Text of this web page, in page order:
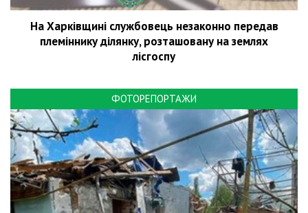
На Харківщині службовець незаконно передав
племіннику ділянку, розташовану на землях
лісгоспу
ФОТОРЕПОРТАЖИ